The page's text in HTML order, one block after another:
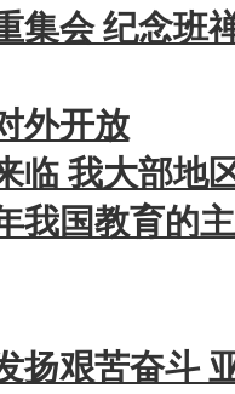
集会 纪念班
外开放
临 我大部地
我国教育的
艰苦奋斗